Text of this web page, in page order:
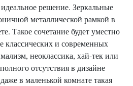
решение. Зеркальные
металлической рамкой в
Такое сочетание будет уместно
классических и современных
неоклассика, хай-тек или
отсутствия в дизайне
в маленькой комнате такая